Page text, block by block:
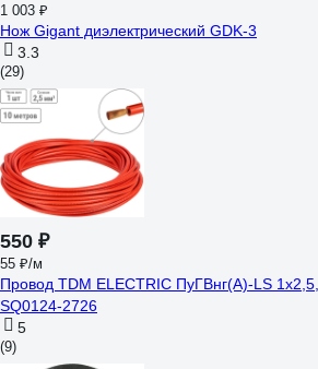
1 003 ₽
Нож Gigant диэлектрический GDK-3
3.3
(29)
550 ₽
55 ₽/м
Провод TDM ELECTRIC ПуГВнг(А)-LS
SQ0124-2726
5
(9)